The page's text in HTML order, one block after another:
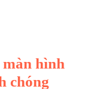
hình
chóng